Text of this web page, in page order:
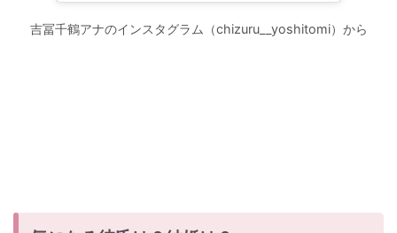
吉冨千鶴アナのインスタグラム（chizuru__yoshitomi）から